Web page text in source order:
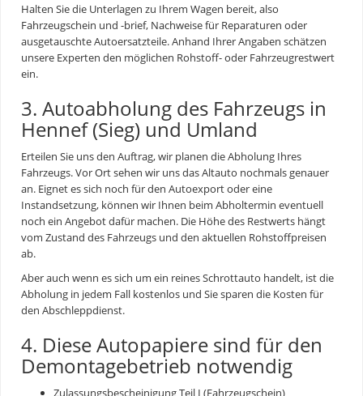
Halten Sie die Unterlagen zu Ihrem Wagen bereit, also
Fahrzeugschein und -brief, Nachweise für Reparaturen oder
ausgetauschte Autoersatzteile. Anhand Ihrer Angaben schätzen
unsere Experten den möglichen Rohstoff- oder Fahrzeugrestwert
ein.
3. Autoabholung des Fahrzeugs in
Hennef (Sieg) und Umland
Erteilen Sie uns den Auftrag, wir planen die Abholung Ihres
Fahrzeugs. Vor Ort sehen wir uns das Altauto nochmals genauer
an. Eignet es sich noch für den Autoexport oder eine
Instandsetzung, können wir Ihnen beim Abholtermin eventuell
noch ein Angebot dafür machen. Die Höhe des Restwerts hängt
vom Zustand des Fahrzeugs und den aktuellen Rohstoffpreisen
ab.
Aber auch wenn es sich um ein reinesSchrottauto handelt, ist die
Abholung in jedem Fall kostenlos und Sie sparen die Kosten für
den Abschleppdienst.
4. Diese Autopapiere sind für den
Demontagebetrieb notwendig
Zulassungsbescheinigung Teil I (Fahrzeugschein)